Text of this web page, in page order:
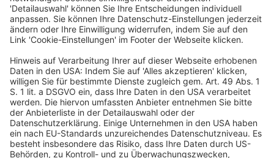
2022 arbeite ich als Mitglied eng mit dem Dialognetzwerk des
Bundesministeriums für Ernährung, Landwirtschaft und Umwelt
zusammen, kurz BMEL. Unsere zentralen Aufgaben zur
Umsetzung von Zukunftsthemen in der Landwirtschaft stehen
hier im Vordergrund.
Ein Business Event von: